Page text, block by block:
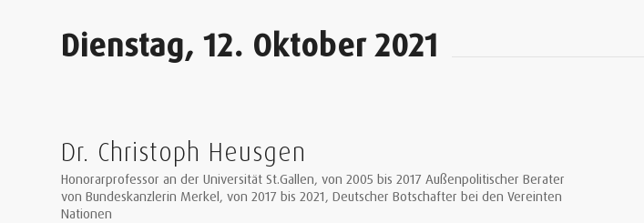
Dienstag, 12. Oktober 2021
Dr. Christoph Heusgen
Honorarprofessor an der Universität St.Gallen, von 2005 bis 2017 Außenpolitischer Berater
von Bundeskanzlerin Merkel, von 2017 bis 2021, Deutscher Botschafter bei den Vereinten
Nationen